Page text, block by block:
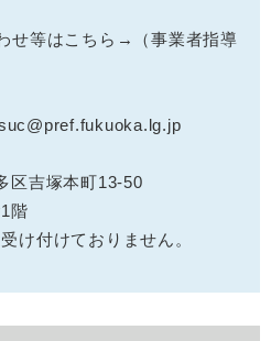
せ等はこちら→（事業者指導
区吉塚本町13-50
階
付けておりません。